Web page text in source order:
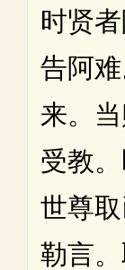
时贤
告阿
来。
受教。
世尊
勒言